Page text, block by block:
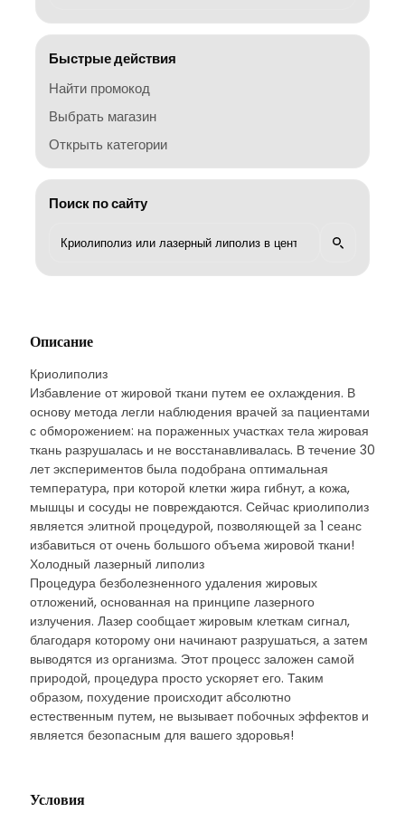
Быстрые действия
Найти промокод
Выбрать магазин
Открыть категории
Поиск по сайту
Описание
Криолиполиз
Избавление от жировой ткани путем ее охлаждения. В
основу метода легли наблюдения врачей за пациентами
с обморожением: на пораженных участках тела жировая
ткань разрушалась и не восстанавливалась. В течение 30
лет экспериментов была подобрана оптимальная
температура, при которой клетки жира гибнут, а кожа,
мышцы и сосуды не повреждаются. Сейчас криолиполиз
является элитной процедурой, позволяющей за 1 сеанс
избавиться от очень большого объема жировой ткани!
Холодный лазерный липолиз
Процедура безболезненного удаления жировых
отложений, основанная на принципе лазерного
излучения. Лазер сообщает жировым клеткам сигнал,
благодаря которому они начинают разрушаться, а затем
выводятся из организма. Этот процесс заложен самой
природой, процедура просто ускоряет его. Таким
образом, похудение происходит абсолютно
естественным путем, не вызывает побочных эффектов и
является безопасным для вашего здоровья!
Условия